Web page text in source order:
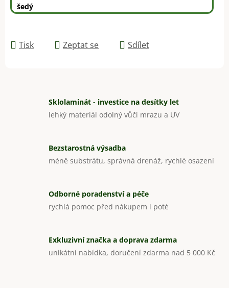
šedý
Tisk Zeptat se Sdílet
Sklolaminát - investice na desítky let
lehký materiál odolný vůči mrazu a UV
Bezstarostná výsadba
méně substrátu, správná drenáž, rychlé osazení
Odborné poradenství a péče
rychlá pomoc před nákupem i poté
Exkluzivní značka a doprava zdarma
unikátní nabídka, doručení zdarma nad 5 000 Kč